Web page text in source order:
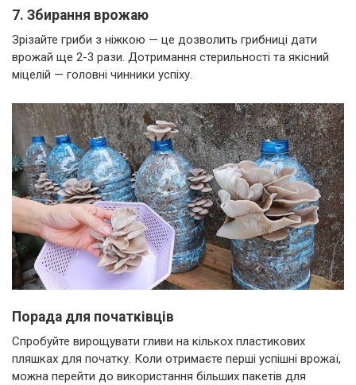
7. Збирання врожаю
Зрізайте гриби з ніжкою — це дозволить грибниці дати
врожай ще 2-3 рази. Дотримання стерильності та якісний
міцелій — головні чинники успіху.
Порада для початківців
Спробуйте вирощувати гливи на кількох пластикових
пляшках для початку. Коли отримаєте перші успішні врожаї,
можна перейти до використання більших пакетів для